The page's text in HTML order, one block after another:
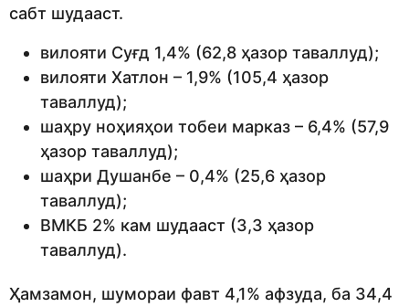
сабт шудааст.
вилояти Суғд 1,4% (62,8 ҳазор таваллуд);
вилояти Хатлон – 1,9% (105,4 ҳазор
таваллуд);
шаҳру ноҳияҳои тобеи марказ – 6,4% (57,9
ҳазор таваллуд);
шаҳри Душанбе – 0,4% (25,6 ҳазор
таваллуд);
ВМКБ 2% кам шудааст (3,3 ҳазор
таваллуд).
Ҳамзамон, шумораи фавт 4,1% афзуда, ба 34,4